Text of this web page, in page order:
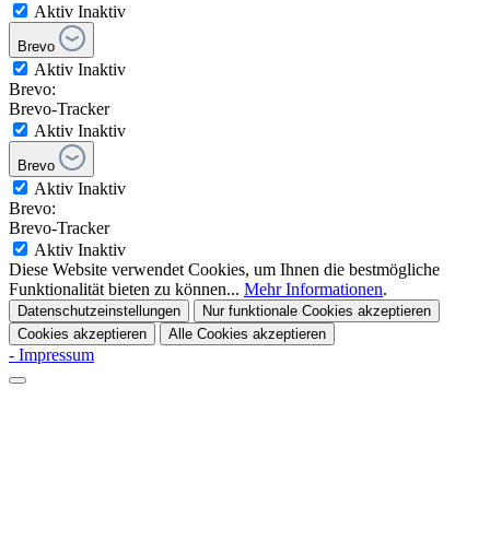
Aktiv Inaktiv
Brevo
Aktiv Inaktiv
Brevo:
Brevo-Tracker
Aktiv Inaktiv
Brevo
Aktiv Inaktiv
Brevo:
Brevo-Tracker
Aktiv Inaktiv
Diese Website verwendet Cookies, um Ihnen die bestmögliche
Funktionalität bieten zu können... Mehr Informationen.
Datenschutzeinstellungen
Nur funktionale Cookies akzeptieren
Cookies akzeptieren
Alle Cookies akzeptieren
- Impressum